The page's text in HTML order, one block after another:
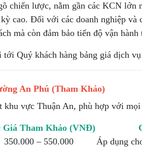
chiến lược, nằm gần các KCN
cao. Đối với các doanh nghiệp
mà còn đảm bảo tiến độ vận hành
Quý khách hàng bảng giá dịch
An Phú (Tham Khảo)
vực Thuận An, phù hợp với
Giá Tham Khảo (VNĐ)
350.000 – 550.000
Áp dụng